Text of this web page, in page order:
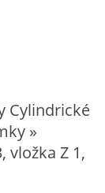
Cylindrické
»
vložka Z 1,